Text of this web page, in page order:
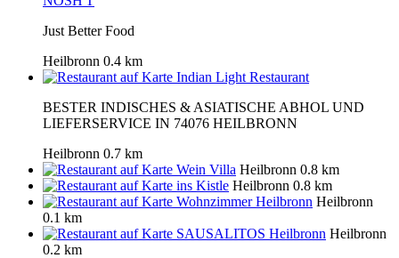
Just Better Food
Heilbronn 0.4 km
Indian Light Restaurant
BESTER INDISCHES & ASIATISCHE ABHOL UND
LIEFERSERVICE IN 74076 HEILBRONN
Heilbronn 0.7 km
Wein Villa Heilbronn 0.8 km
ins Kistle Heilbronn 0.8 km
Wohnzimmer Heilbronn Heilbronn
0.1 km
SAUSALITOS Heilbronn Heilbronn
0.2 km